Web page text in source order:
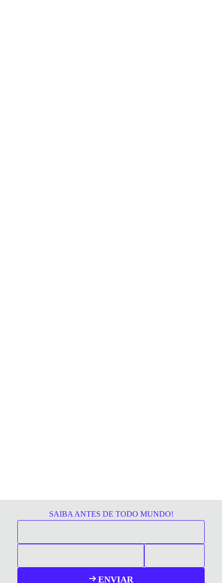
SAIBA ANTES DE TODO MUNDO!
ENVIAR